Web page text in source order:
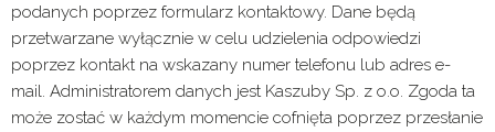
podanych poprzez formularz kontaktowy. Dane będą
przetwarzane wyłącznie w celu udzielenia odpowiedzi
poprzez kontakt na wskazany numer telefonu lub adres e-
mail. Administratorem danych jest Kaszuby Sp. z o.o. Zgoda ta
może zostać w każdym momencie cofnięta poprzez przesłanie